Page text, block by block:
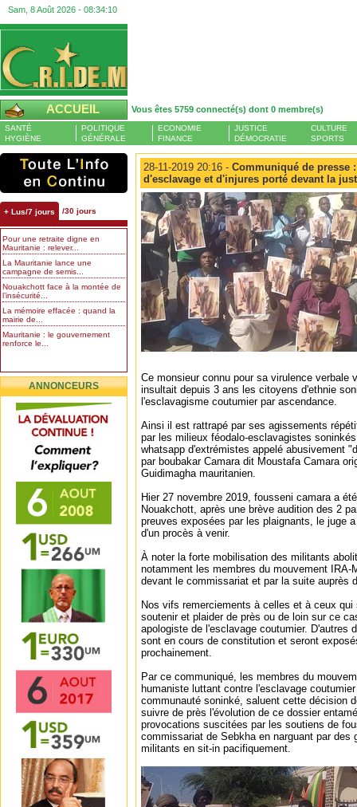
Sam, 8 Août 2026 - 08:34:11
ACCUEIL Vous êtes 5759 connecté(s) dont 0 membre(s)
SANTÉ
HYGIÈNE
POLITIQUE
GÉNÉRALE
ECONOMIE
FINANCE
JUSTICE
DÉMOCRATIE
CULTURE
SPORTS
+ Lus/7 jours /30 jours
Pour une retraite digne en
Mauritanie : relever...
La Mauritanie lance une
campagne de semis...
Nouakchott face à la montée de
l’insécurité...
La mémoire effacée : quand la
mairie de...
Mauritanie : le gouvernement
renforce le...
ANNONCEURS
28-11-2019 20:16 - Communiqué de presse
d'esclavage et d'injures porté devant la
Ce monsieur connu pour sa virulence verbale
insultait depuis 3 ans les citoyens d'ethnie
l'esclavagisme coutumier par ascendance.
Ainsi il est rattrapé par ses agissements
par les milieux féodalo-esclavagistes
whatsapp d'extrémistes appelé abusivement
par boubakar Camara dit Moustafa Camara
Guidimagha mauritanien.
Hier 27 novembre 2019, fousseni camara a
Nouakchott, après une brève audition des 2
preuves exposées par les plaignants, le juge
d'un procès à venir.
À noter la forte mobilisation des militants
notamment les membres du mouvement IRA-
devant le commissariat et par la suite auprès
Nos vifs remerciements à celles et à ceux
soutenir et plaider de près ou de loin sur ce
apologiste de l'esclavage coutumier. D'autres
sont en cours de constitution et seront
prochainement.
Par ce communiqué, les membres du
humaniste luttant contre l'esclavage
communauté soninké, saluent cette décision
suivre de près l'évolution de ce dossier
provocations suscitées par les soutiens de
commissariat de Sebkha en narguant par des
militants en sit-in pacifiquement.